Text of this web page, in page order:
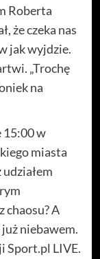
Roberta
że czeka nas
jak wyjdzie.
„Trochę
na
15:00 w
miasta
chaosu? A
niebawem.
Sport.pl LIVE.